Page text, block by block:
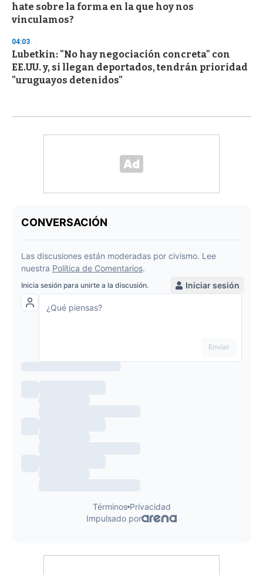
hate sobre la forma en la que hoy nos
vinculamos?
04:03
Lubetkin: "No hay negociación concreta" con
EE.UU. y, si llegan deportados, tendrán prioridad
"uruguayos detenidos"